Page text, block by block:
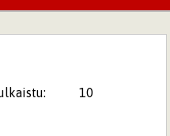
10